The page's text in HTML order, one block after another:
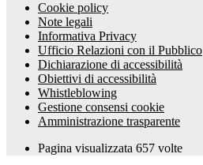
Cookie policy
Note legali
Informativa Privacy
Ufficio Relazioni con il Pubblico
Dichiarazione di accessibilità
Obiettivi di accessibilità
Whistleblowing
Gestione consensi cookie
Amministrazione trasparente
Pagina visualizzata 657 volte